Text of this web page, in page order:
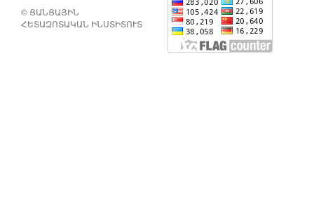
© ՑԱՆՑԱՅԻՆ
ՀԵՏԱԶՈՏԱԿԱՆ ԻՆՍՏԻՏՈՒՏ